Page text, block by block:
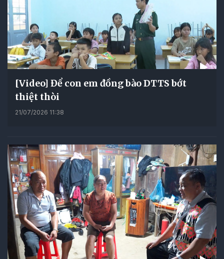
[Video] Để con em đồng bào DTTS bớt
thiệt thòi
21/07/2026 11:38